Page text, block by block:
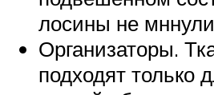
лосины не
Организаторы.
подходят только